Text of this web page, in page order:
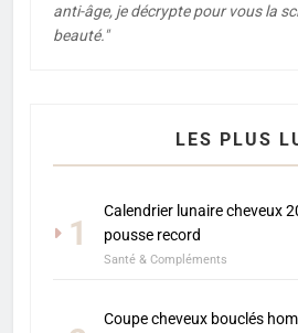
anti-âge, je décrypte pour vous la
beauté."
LES PLUS
1
Calendrier lunaire cheveux
pousse record
Santé & Compléments
Coupe cheveux bouclés